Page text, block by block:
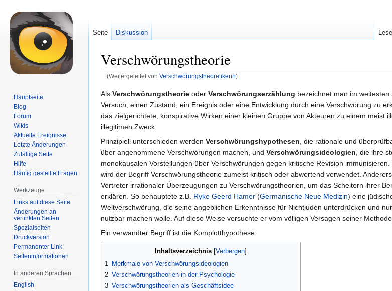
Verschwörungstheorie
(Weitergeleitet von Verschwörungstheoretikerin)
Zur
Navigation
springen
Zur
Suche
springen
Als Verschwörungstheorie oder Verschwörungserzählung bezeichnet man im weitesten
Versuch, einen Zustand, ein Ereignis oder eine Entwicklung durch eine Verschwörung zu
das zielgerichtete, konspirative Wirken einer kleinen Gruppe von Akteuren zu einem meist
illegitimen Zweck.
Prinzipiell unterschieden werden Verschwörungshypothesen , die rationale und
über angenommene Verschwörungen machen, und Verschwörungsideologien , die ihre
monokausalen Vorstellungen über Verschwörungen gegen kritische Revision
wird der Begriff Verschwörungstheorie zumeist kritisch oder abwertend verwendet.
Vertreter irrationaler Überzeugungen zu Verschwörungstheorien, um das Scheitern ihrer
erklären. So behauptete z.B. Ryke Geerd Hamer (Germanische Neue Medizin) eine
Weltverschwörung, die seine angeblichen Erkenntnisse für Nichtjuden unterdrücken und
nutzbar machen wolle. Auf diese Weise versuchte er vom völligen Versagen seiner
Ein verwandter Begriff ist die Komplotthypothese.
Inhaltsverzeichnis
1
Merkmale von Verschwörungsideologien
2 Verschwörungstheorien in der Psychologie
3 Verschwörungstheorien als Geschäftsidee
Seite Diskussion
Hauptseite
Blog
Forum
Wikis
Aktuelle Ereignisse
Letzte Änderungen
Zufällige Seite
Hilfe
Häufig gestellte Fragen
Werkzeuge
Links auf diese Seite
Änderungen an
verlinkten Seiten
Spezialseiten
Druckversion
Permanenter Link
Seiten­informationen
In anderen Sprachen
English